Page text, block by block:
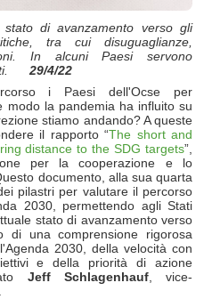
di avanzamento verso gli
tra cui disuguaglianze,
In alcuni Paesi servono
29/4/22
i Paesi dell'Ocse per
modo la pandemia ha influito su
stiamo andando? A queste
il rapporto “The short and
distance to the SDG targets”,
per la cooperazione e lo
documento, alla sua quarta
pilastri per valutare il percorso
2030, permettendo agli Stati
stato di avanzamento verso
di una comprensione rigorosa
2030, della velocità con
e della priorità di azione
Jeff Schlagenhauf, vice-